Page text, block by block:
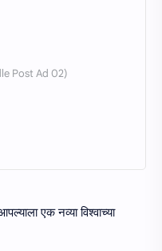
एक नव्या विश्वाच्या